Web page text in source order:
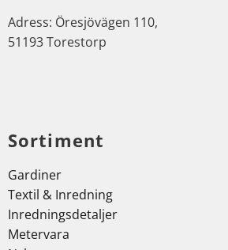
Adress: Öresjövägen 110,
51193 Torestorp
Sortiment
Gardiner
Textil & Inredning
Inredningsdetaljer
Metervara